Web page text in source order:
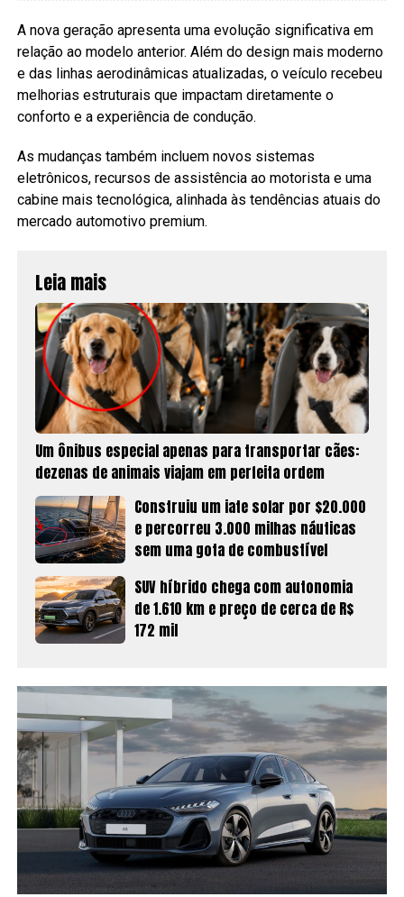
A nova geração apresenta uma evolução significativa em
relação ao modelo anterior. Além do design mais moderno
e das linhas aerodinâmicas atualizadas, o veículo recebeu
melhorias estruturais que impactam diretamente o
conforto e a experiência de condução.
As mudanças também incluem novos sistemas
eletrônicos, recursos de assistência ao motorista e uma
cabine mais tecnológica, alinhada às tendências atuais do
mercado automotivo premium.
Leia mais
Um ônibus especial apenas para transportar cães:
dezenas de animais viajam em perfeita ordem
Construiu um iate solar por $20.000
e percorreu 3.000 milhas náuticas
sem uma gota de combustível
SUV híbrido chega com autonomia
de 1.610 km e preço de cerca de R$
172 mil